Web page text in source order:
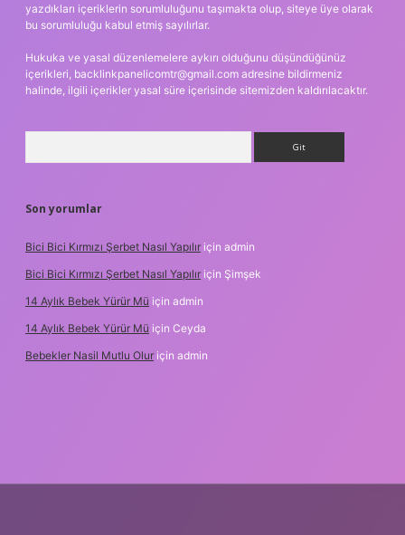
yazdıkları içeriklerin sorumluluğunu taşımakta olup, siteye üye olarak
bu sorumluluğu kabul etmiş sayılırlar.
Hukuka ve yasal düzenlemelere aykırı olduğunu düşündüğünüz
içerikleri, backlinkpanelicomtr@gmail.com adresine bildirmeniz
halinde, ilgili içerikler yasal süre içerisinde sitemizden kaldırılacaktır.
Son yorumlar
Bici Bici Kırmızı Şerbet Nasıl Yapılır için admin
Bici Bici Kırmızı Şerbet Nasıl Yapılır için Şimşek
14 Aylık Bebek Yürür Mü için admin
14 Aylık Bebek Yürür Mü için Ceyda
Bebekler Nasil Mutlu Olur için admin